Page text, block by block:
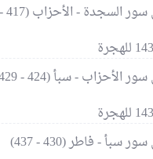
السجدة - الأحزاب (417 - 423)
- سبأ (424 - 429)
- فاطر (430 - 437)